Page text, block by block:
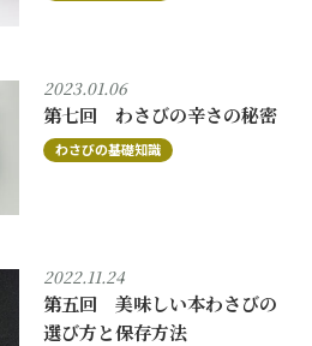
2023.01.06
第七回 わさびの辛さの秘密
わさびの基礎知識
2022.11.24
第五回 美味しい本わさびの
選び方と保存方法